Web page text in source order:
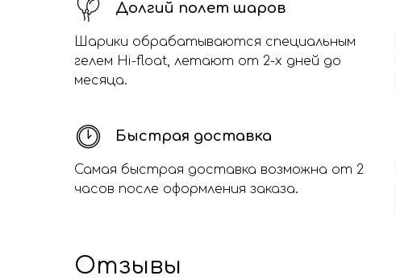
Долгий полет шаров
Шарики обрабатываются специальным
гелем Hi-float, летают от 2-х дней до
месяца.
Быстрая доставка
Самая быстрая доставка возможна от 2
часов после оформления заказа.
Отзывы